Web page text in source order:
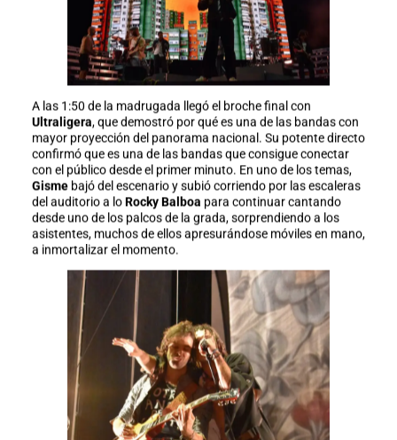
A las 1:50 de la madrugada llegó el broche final con
Ultraligera, que demostró por qué es una de las bandas con
mayor proyección del panorama nacional. Su potente directo
confirmó que es una de las bandas que consigue conectar
con el público desde el primer minuto. En uno de los temas,
Gismebajó del escenario y subió corriendo por las escaleras
del auditorio a loRocky Balboa para continuar cantando
desde uno de los palcos de la grada, sorprendiendo a los
asistentes, muchos de ellos apresurándose móviles en mano,
a inmortalizar el momento.